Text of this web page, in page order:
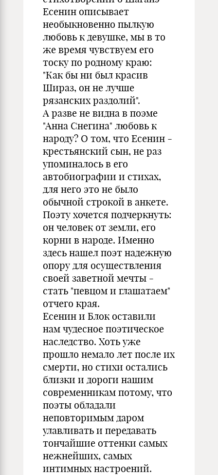
Есенин описывает
необыкновенно пылкую
любовь к девушке, мы в то
же время чувствуем его
тоску по родному краю:
"Как бы ни был красив
Шираз, он не лучше
рязанских раздолий".
А разве не видна в поэме
"Анна Снегина" любовь к
народу? О том, что Есенин -
крестьянский сын, не раз
упоминалось в его
автобиографии и стихах,
для него это не было
обычной строкой в анкете.
Поэту хочется подчеркнуть:
он человек от земли, его
корни в народе. Именно
здесь нашел поэт надежную
опору для осуществления
своей заветной мечты -
стать "певцом и глашатаем"
отчего края.
Есенин и Блок оставили
нам чудесное поэтическое
наследство. Хоть уже
прошло немало лет после их
смерти, но стихи остались
близки и дороги нашим
современникам потому, что
поэты обладали
неповторимым даром
улавливать и передавать
тончайшие оттенки самых
нежнейших, самых
интимных настроений.